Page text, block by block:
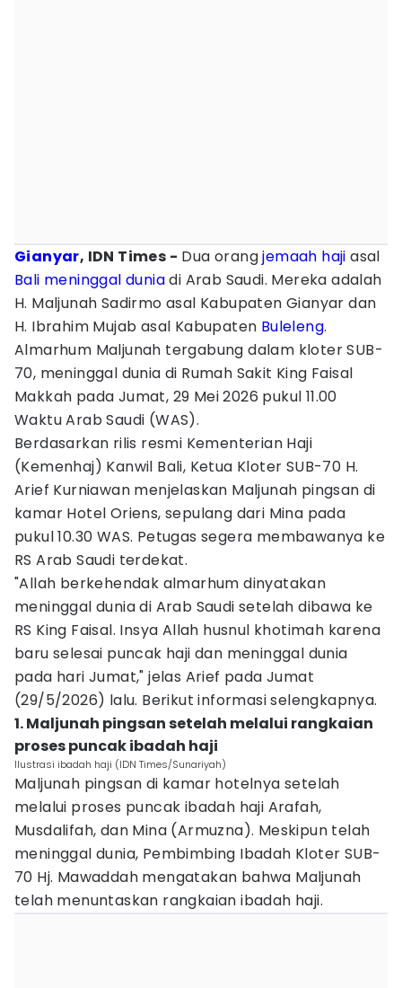
Gianyar, IDN Times - Dua orangjemaah haji asal
Bali meninggal duniadi Arab Saudi. Mereka adalah
H. Maljunah Sadirmo asal Kabupaten Gianyar dan
H. Ibrahim Mujab asal Kabupaten Buleleng.
Almarhum Maljunah tergabung dalam kloter SUB-
70, meninggal dunia di Rumah Sakit King Faisal
Makkah pada Jumat, 29 Mei 2026 pukul 11.00
Waktu Arab Saudi (WAS).
Berdasarkan rilis resmi Kementerian Haji
(Kemenhaj) Kanwil Bali, Ketua Kloter SUB-70 H.
Arief Kurniawan menjelaskan Maljunah pingsan di
kamar Hotel Oriens, sepulang dari Mina pada
pukul 10.30 WAS. Petugas segera membawanya ke
RS Arab Saudi terdekat.
"Allah berkehendak almarhum dinyatakan
meninggal dunia di Arab Saudi setelah dibawa ke
RS King Faisal. Insya Allah husnul khotimah karena
baru selesai puncak haji dan meninggal dunia
pada hari Jumat," jelas Arief pada Jumat
(29/5/2026) lalu. Berikut informasi selengkapnya.
1. Maljunah pingsan setelah melalui rangkaian
proses puncak ibadah haji
Ilustrasi ibadah haji (IDN Times/Sunariyah)
Maljunah pingsan di kamar hotelnya setelah
melalui proses puncak ibadah haji Arafah,
Musdalifah, dan Mina (Armuzna). Meskipun telah
meninggal dunia, Pembimbing Ibadah Kloter SUB-
70 Hj. Mawaddah mengatakan bahwa Maljunah
telah menuntaskan rangkaian ibadah haji.